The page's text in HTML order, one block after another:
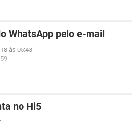
WhatsApp pelo e-mail
às 05:43
no Hi5